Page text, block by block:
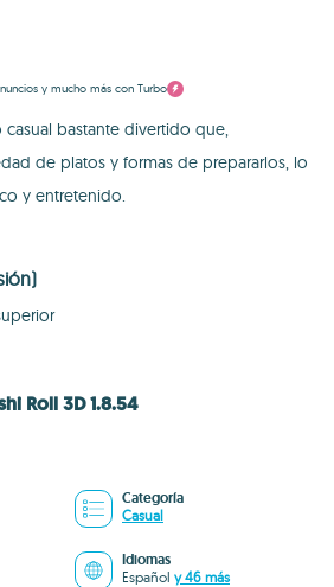
y mucho más con Turbo
casual bastante divertido que,
de platos y formas de prepararlos, lo
y entretenido.
Roll 3D 1.8.54
Categoría
Casual
Idiomas
Español y 46 más